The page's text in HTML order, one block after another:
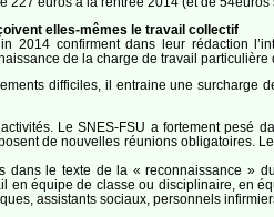
elles-mêmes le travail collectif
2014 confirment dans leur rédaction
de la charge de travail particulière
difficiles, il entraine une surcharge
Le SNES-FSU a fortement
de nouvelles réunions obligatoires.
dans le texte de la « reconnaissance
en équipe de classe ou disciplinaire, en
assistants sociaux, personnels